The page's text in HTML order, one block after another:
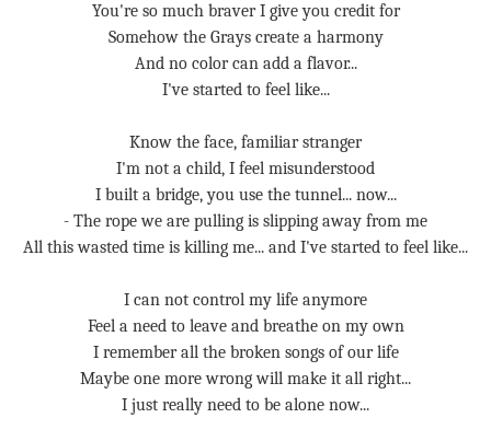
You're so much braver I give you credit for
Somehow the Grays create a harmony
And no color can add a flavor...
I've started to feel like...
Know the face, familiar stranger
I'm not a child, I feel misunderstood
I built a bridge, you use the tunnel... now...
- The rope we are pulling is slipping away from me
All this wasted time is killing me... and I've started to feel like...
I can not control my life anymore
Feel a need to leave and breathe on my own
I remember all the broken songs of our life
Maybe one more wrong will make it all right...
I just really need to be alone now...